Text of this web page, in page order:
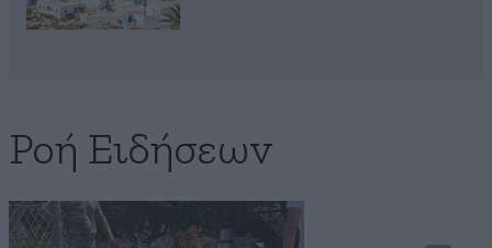
Ροή Ειδήσεων